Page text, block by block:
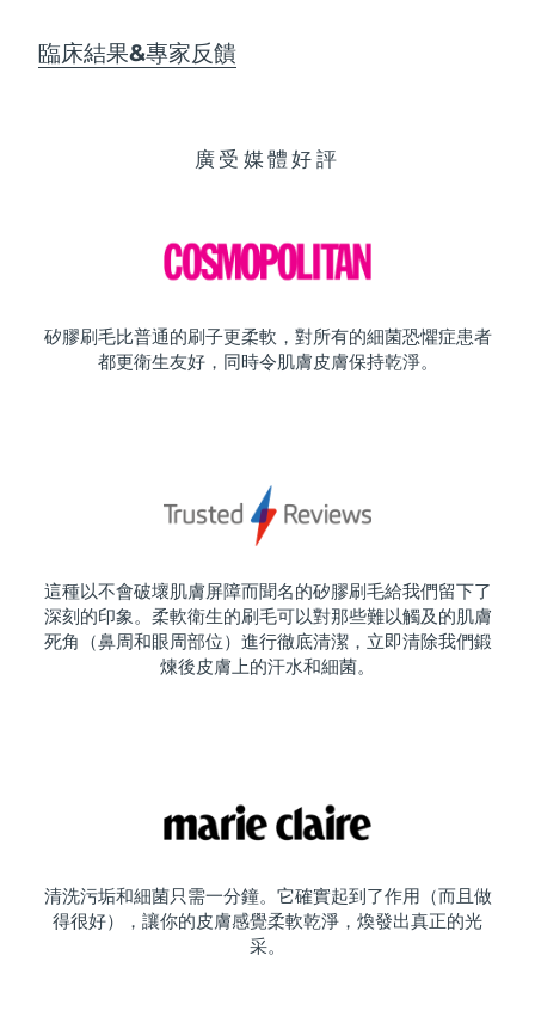
臨床結果&專家反饋
廣受媒體好評
矽膠刷毛比普通的刷子更柔軟，對所有的細菌恐懼症患者
都更衛生友好，同時令肌膚皮膚保持乾淨。
這種以不會破壞肌膚屏障而聞名的矽膠刷毛給我們留下了
深刻的印象。柔軟衛生的刷毛可以對那些難以觸及的肌膚
死角（鼻周和眼周部位）進行徹底清潔，立即清除我們鍛
煉後皮膚上的汗水和細菌。
清洗污垢和細菌只需一分鐘。它確實起到了作用（而且做
得很好），讓你的皮膚感覺柔軟乾淨，煥發出真正的光
采。